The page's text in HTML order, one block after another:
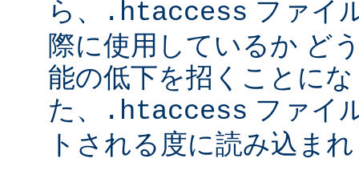
ら、
.htaccess ファイ
際に使用しているか ど
能の低下を招くことに
た、
.htaccess ファイ
トされる度に読み込ま